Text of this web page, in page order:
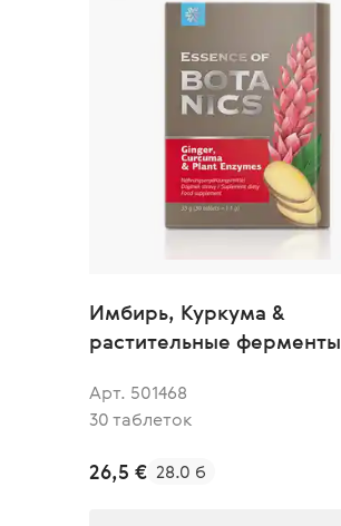
Имбирь, Куркума &
растительные ферменты
Арт. 501468
30 таблеток
26,5 € 28.0 б